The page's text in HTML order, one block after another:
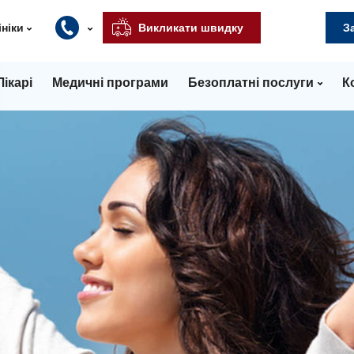
Викликати швидку
Медичні програми Безоплатні послуги